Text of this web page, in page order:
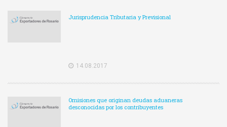
Jurisprudencia Tributaria y Previsional
14.08.2017
Omisiones que originan deudas aduaneras
desconocidas por los contribuyentes